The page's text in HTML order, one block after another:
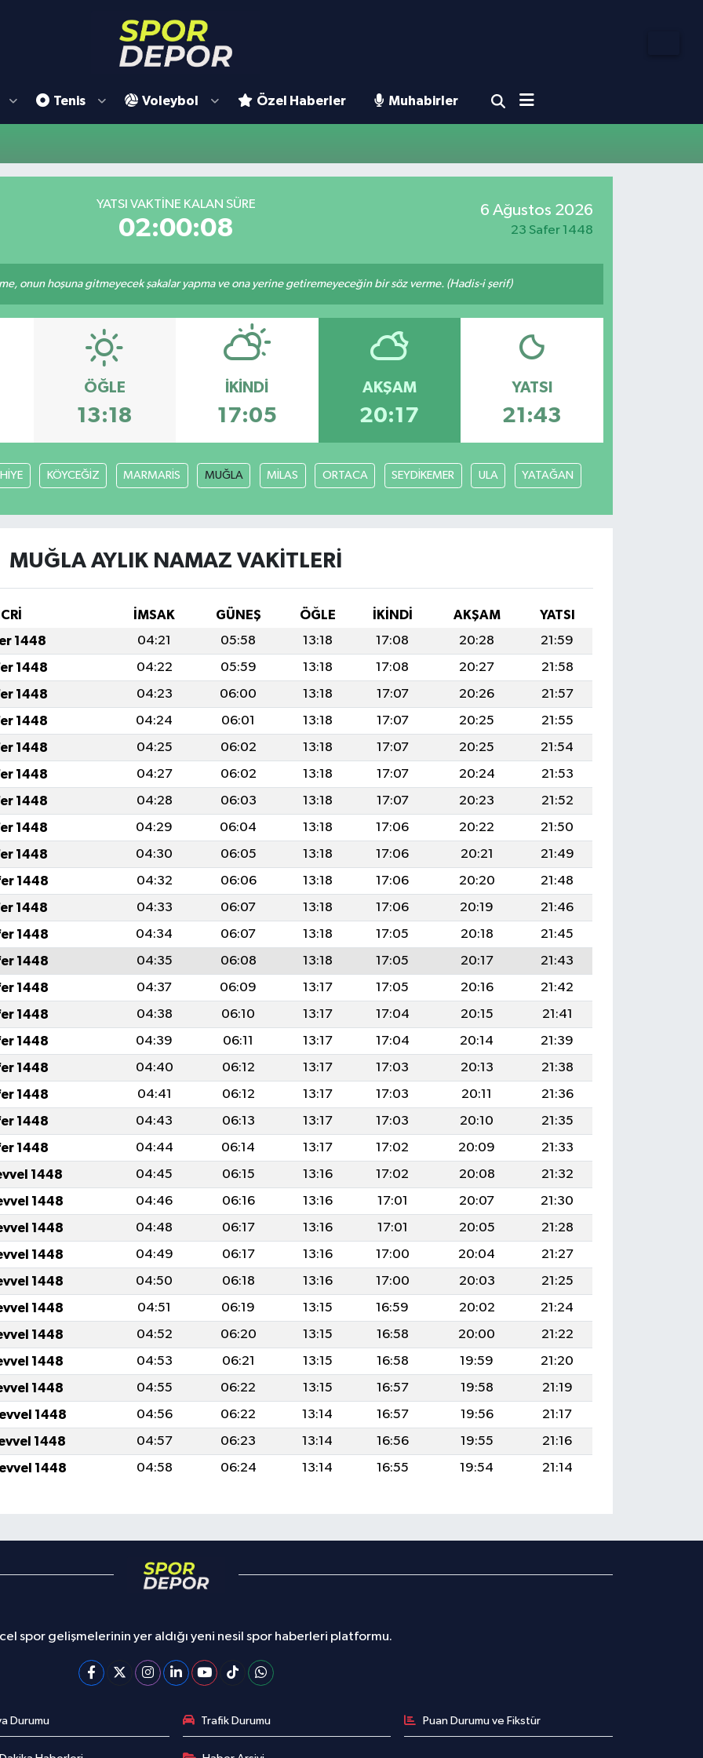
Tenis Voleybol Özel Haberler Muhabirler
YATSI VAKTINE KALAN SÜRE
02:00:08
6 Ağustos 2026
23 Safer 1448
onun hoşuna gitmeyecek şakalar yapma ve ona yerine getiremeyeceğin bir söz verme. (Hadis-i şerif)
ÖĞLE
13:18
İKINDI
17:05
AKŞAM
20:17
YATSI
21:43
KÖYCEĞİZ MARMARİS MUĞLA MİLAS ORTACA SEYDİKEMER ULA YATAĞAN
MUĞLA AYLIK NAMAZ VAKITLERI
İMSAK GÜNEŞ ÖĞLE İKINDI AKŞAM
YATSI
1448 04:21 05:58 13:18 17:08 20:28
21:59
1448 04:22 05:59 13:18 17:08 20:27
21:58
1448 04:23 06:00 13:18 17:07 20:26
21:57
1448 04:24 06:01 13:18 17:07 20:25
21:55
1448 04:25 06:02 13:18 17:07 20:25
21:54
1448 04:27 06:02 13:18 17:07 20:24
21:53
1448 04:28 06:03 13:18 17:07 20:23
21:52
1448 04:29 06:04 13:18 17:06 20:22
21:50
1448 04:30 06:05 13:18 17:06 20:21
21:49
1448 04:32 06:06 13:18 17:06 20:20
21:48
1448 04:33 06:07 13:18 17:06 20:19
21:46
1448 04:34 06:07 13:18 17:05 20:18
21:45
1448 04:35 06:08 13:18 17:05 20:17
21:43
1448 04:37 06:09 13:17 17:05 20:16
21:42
1448 04:38 06:10 13:17 17:04 20:15
21:41
1448 04:39 06:11 13:17 17:04 20:14
21:39
1448 04:40 06:12 13:17 17:03 20:13
21:38
1448 04:41 06:12 13:17 17:03 20:11
21:36
1448 04:43 06:13 13:17 17:03 20:10
21:35
1448 04:44 06:14 13:17 17:02 20:09
21:33
1448 04:45 06:15 13:16 17:02 20:08
21:32
1448 04:46 06:16 13:16 17:01 20:07
21:30
1448 04:48 06:17 13:16 17:01 20:05
21:28
1448 04:49 06:17 13:16 17:00 20:04
21:27
1448 04:50 06:18 13:16 17:00 20:03
21:25
1448 04:51 06:19 13:15 16:59 20:02
21:24
1448 04:52 06:20 13:15 16:58 20:00
21:22
1448 04:53 06:21 13:15 16:58 19:59
21:20
1448 04:55 06:22 13:15 16:57 19:58
21:19
1448 04:56 06:22 13:14 16:57 19:56
21:17
1448 04:57 06:23 13:14 16:56 19:55
21:16
1448 04:58 06:24 13:14 16:55 19:54 21:14
spor gelişmelerinin yer aldığı yeni nesil spor haberleri platformu.
Durumu Trafik Durumu Puan Durumu ve Fikstür